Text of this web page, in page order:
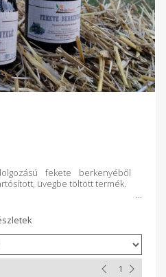
fekete berkenyéből
üvegbe töltött termék.